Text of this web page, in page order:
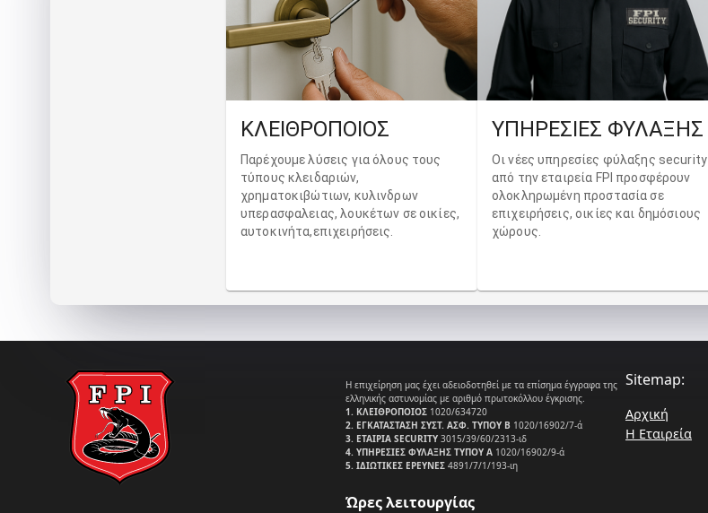
ΚΛΕΙΘΡΟΠΟΙΟΣ
Παρέχουμε λύσεις για όλους τους
τύπους κλειδαριών,
χρηματοκιβώτιων, κυλινδρων
υπερασφαλειας, λουκέτων σε οικίες,
αυτοκινήτα,επιχειρήσεις.
ΥΠΗΡΕΣΙΕΣ ΦΥΛΑΞΗΣ
Οι νέες υπηρεσίες φύλαξης security
από την εταιρεία FPI προσφέρουν
ολοκληρωμένη προστασία σε
επιχειρήσεις, οικίες και δημόσιους
χώρους.
Η επιχείρηση μας έχει αδειοδοτηθεί με τα επίσημα έγγραφα της
ελληνικής αστυνομίας με αριθμό πρωτοκόλλου έγκρισης.
1. ΚΛΕΙΘΡΟΠΟΙΟΣ1020/634720
2. ΕΓΚΑΤΑΣΤΑΣΗ ΣΥΣΤ. ΑΣΦ. ΤΥΠΟΥ Β1020/16902/7-ά
3. ΕΤΑΙΡΙΑ SECURITY3015/39/60/2313-ιδ
4. ΥΠΗΡΕΣΙΕΣ ΦΥΛΑΞΗΣ ΤΥΠΟΥ Α1020/16902/9-ά
5. ΙΔΙΩΤΙΚΕΣ ΕΡΕΥΝΕΣ4891/7/1/193-ιη
Ώρες λειτουργίας
Sitemap:
Αρχική
Η Εταιρεία